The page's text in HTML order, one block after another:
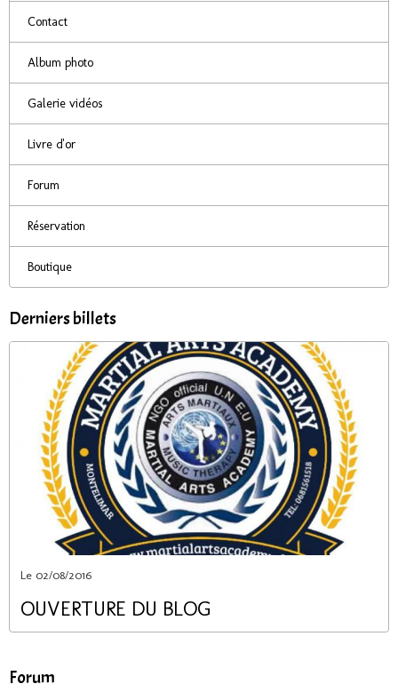
Contact
Album photo
Galerie vidéos
Livre d'or
Forum
Réservation
Boutique
Derniers billets
Le 02/08/2016
OUVERTURE DU BLOG
Forum